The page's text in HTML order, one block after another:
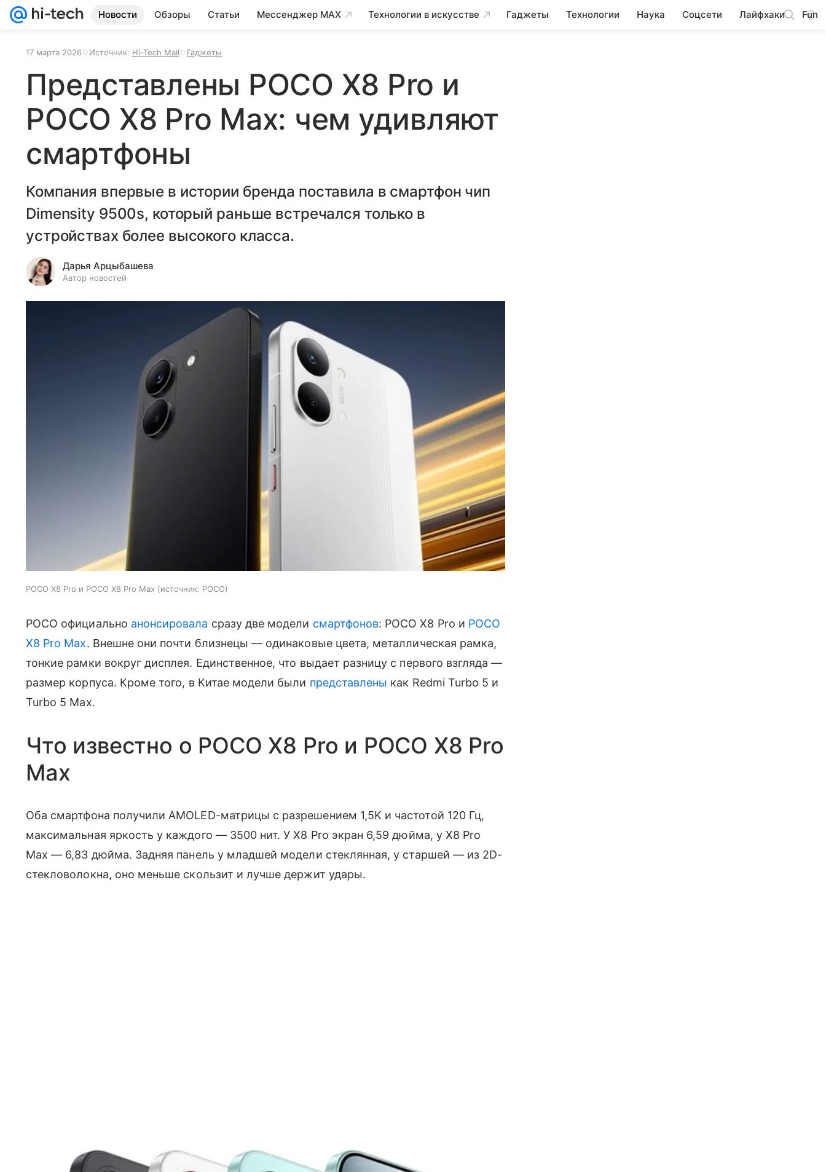
Новости Обзоры Статьи Мессенджер MAX Технологии в искусстве Гаджеты Технологии Наука Соцсети Лайфхаки Fun
17 марта 2026 Источник: Hi-Tech Mail Гаджеты
Представлены POCO X8 Pro и
POCO X8 Pro Max: чем удивляют
смартфоны
Компания впервые в истории бренда поставила в смартфон чип
Dimensity 9500s, который раньше встречался только в
устройствах более высокого класса.
Дарья Арцыбашева
Автор новостей
POCO X8 Pro и POCO X8 Pro Max источник: POCO
POCO официально анонсировала сразу две модели смартфонов: POCO X8 Pro и POCO
X8 Pro Max. Внешне они почти близнецы — одинаковые цвета, металлическая рамка,
тонкие рамки вокруг дисплея. Единственное, что выдает разницу с первого взгляда —
размер корпуса. Кроме того, в Китае модели были представлены как Redmi Turbo 5 и
Turbo 5 Max.
Что известно о POCO X8 Pro и POCO X8 Pro
Max
Оба смартфона получили AMOLED-матрицы с разрешением 1,5K и частотой 120 Гц,
максимальная яркость у каждого — 3500 нит. У X8 Pro экран 6,59 дюйма, у X8 Pro
Max — 6,83 дюйма. Задняя панель у младшей модели стеклянная, у старшей — из 2D-
стекловолокна, оно меньше скользит и лучше держит удары.